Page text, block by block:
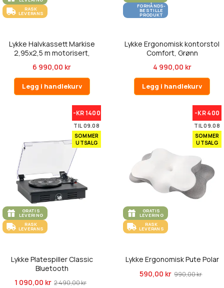
RASK
LEVERANS
Lykke Halvkassett Markise
2,95x2,5 m motorisert,
6 990,00 kr
Legg i handlekurv
FORHÅNDS-
BESTILLE
PRODUKT
Lykke Ergonomisk kontorstol
Comfort, Grønn
4 990,00 kr
Legg i handlekurv
-KR 1400
TIL 09.08
SOMMER
UTSALG
GRATIS
LEVERING
RASK
LEVERANS
Lykke Platespiller Classic
Bluetooth
1 090,00 kr 2 490,00 kr
-KR 400
TIL 09.08
SOMMER
UTSALG
GRATIS
LEVERING
RASK
LEVERANS
Lykke Ergonomisk Pute Polar
590,00 kr 990,00 kr